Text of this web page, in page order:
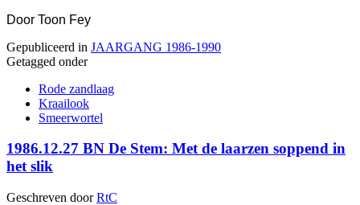
Door Toon Fey
Gepubliceerd in JAARGANG 1986-1990
Getagged onder
Rode zandlaag
Kraailook
Smeerwortel
1986.12.27 BN De Stem: Met de laarzen soppend in
het slik
Geschreven doorRtC